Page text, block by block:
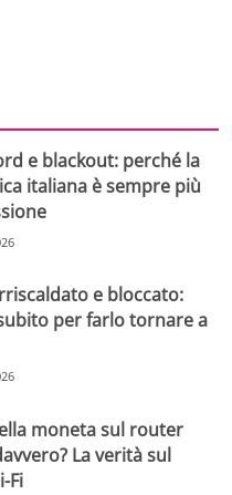
e blackout: perché la
italiana è sempre più
e bloccato:
per farlo tornare a
moneta sul router
La verità sul
Fi